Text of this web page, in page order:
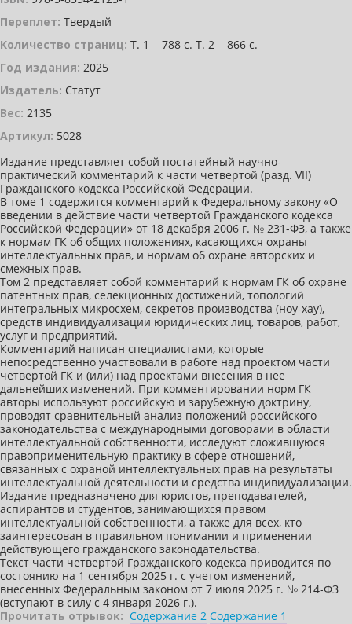
Переплет: Твердый
Количество страниц: Т. 1 ‒ 788 с. Т. 2 ‒ 866 с.
Год издания: 2025
Издатель: Статут
Вес: 2135
Артикул: 5028
Издание представляет собой постатейный научно-
практический комментарий к части четвертой (разд. VII)
Гражданского кодекса Российской Федерации.
В томе 1 содержится комментарий к Федеральному закону «О
введении в действие части четвертой Гражданского кодекса
Российской Федерации» от 18 декабря 2006 г. № 231-ФЗ, а также
к нормам ГК об общих положениях, касающихся охраны
интеллектуальных прав, и нормам об охране авторских и
смежных прав.
Том 2 представляет собой комментарий к нормам ГК об охране
патентных прав, селекционных достижений, топологий
интегральных микросхем, секретов производства (ноу-хау),
средств индивидуализации юридических лиц, товаров, работ,
услуг и предприятий.
Комментарий написан специалистами, которые
непосредственно участвовали в работе над проектом части
четвертой ГК и (или) над проектами внесения в нее
дальнейших изменений. При комментировании норм ГК
авторы используют российскую и зарубежную доктрину,
проводят сравнительный анализ положений российского
законодательства с международными договорами в области
интеллектуальной собственности, исследуют сложившуюся
правоприменительную практику в сфере отношений,
связанных с охраной интеллектуальных прав на результаты
интеллектуальной деятельности и средства индивидуализации.
Издание предназначено для юристов, преподавателей,
аспирантов и студентов, занимающихся правом
интеллектуальной собственности, а также для всех, кто
заинтересован в правильном понимании и применении
действующего гражданского законодательства.
Текст части четвертой Гражданского кодекса приводится по
состоянию на 1 сентября 2025 г. с учетом изменений,
внесенных Федеральным законом от 7 июля 2025 г. № 214-ФЗ
(вступают в силу с 4 января 2026 г.).
Прочитать отрывок: Содержание 2 Содержание 1